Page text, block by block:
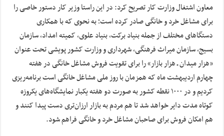
معاون اشتغال وزارت کار تصریح کرد: در این راستا وزیر کار دستور خاصی را
برای مشاغل خرد و خانگی صادر کرده است؛ به نحوی که با همکاری
دستگاهای مختلف از جمله بنیاد برکت، بنیاد علوی، کمیته امداد، سازمان
بسیج، سازمان میراث فرهنگی، شهرداری و وزارت کشور پویشی تحت عنوان
«هزار میدان ـ هزار بازار» را برای تقویت فروش مشاغل خانگی در هفته
چهارم اردیبهشت ماه که همزمان با روز ملی مشاغل خانگی است برنامه‌ریزی
کردیم و در ۱۰۰۰ نقطه کشور به صورت دو هفته‌ یکبار نمایشگاه‌های یکروزه
کوتاه مدت دایر خواهد شد تا هم مردم به بازار ارزان‌تری دست پیدا کنند و
هم امکان فروش برای صاحبان مشاغل خرد و خانگی فراهم شود.